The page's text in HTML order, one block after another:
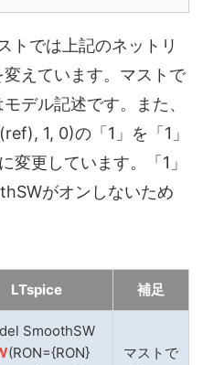
トでは上記のネットリ
えています。マストで
デル記述です。また、
1, 0)の「1」を「1」
変更しています。「1」
がオンしないため
LTspice 補足
SmoothSW
(RON={RON}
マストで